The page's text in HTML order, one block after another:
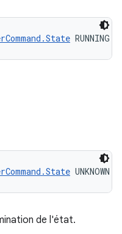
RUNNING
UNKNOWN
de l'état.